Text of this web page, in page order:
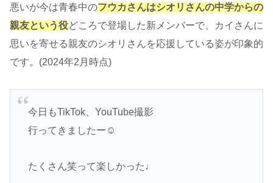
悪いが今は青春中のフウカさんはシオリさんの中学からの
親友という役どころで登場した新メンバーで、カイさんに
思いを寄せる親友のシオリさんを応援している姿が印象的
です。(2024年2月時点)
今日もTikTok、YouTube撮影
行ってきましたー☺️
たくさん笑って楽しかった♩